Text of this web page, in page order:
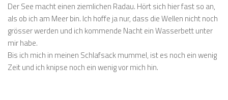
Der See macht einen ziemlichen Radau. Hört sich hier fast so an,
als ob ich am Meer bin. Ich hoffe ja nur, dass die Wellen nicht noch
grösser werden und ich kommende Nacht ein Wasserbett unter
mir habe.
Bis ich mich in meinen Schlafsack mummel, ist es noch ein wenig
Zeit und ich knipse noch ein wenig vor mich hin.